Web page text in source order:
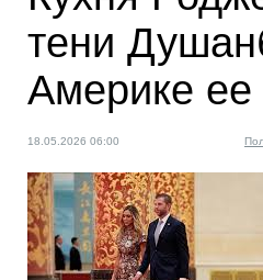
тени
Америке ее
18.05.2026 06:00